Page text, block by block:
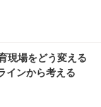
現場をどう変える
インから考える